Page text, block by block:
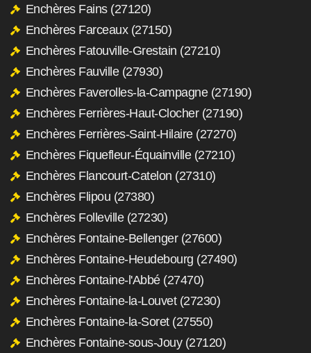
Enchères Fains (27120)
Enchères Farceaux (27150)
Enchères Fatouville-Grestain (27210)
Enchères Fauville (27930)
Enchères Faverolles-la-Campagne (27190)
Enchères Ferrières-Haut-Clocher (27190)
Enchères Ferrières-Saint-Hilaire (27270)
Enchères Fiquefleur-Équainville (27210)
Enchères Flancourt-Catelon (27310)
Enchères Flipou (27380)
Enchères Folleville (27230)
Enchères Fontaine-Bellenger (27600)
Enchères Fontaine-Heudebourg (27490)
Enchères Fontaine-l'Abbé (27470)
Enchères Fontaine-la-Louvet (27230)
Enchères Fontaine-la-Soret (27550)
Enchères Fontaine-sous-Jouy (27120)